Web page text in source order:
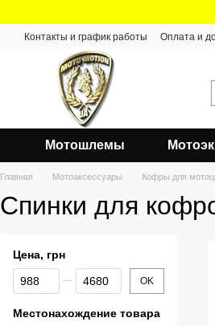
Контакты и график работы Оплата и
Мотошлемы
Главная Мотоаксессуары Кофры для
Спинки для
Цена, грн
От Цена, грн
До Цена, грн OK
Местонахождение товара